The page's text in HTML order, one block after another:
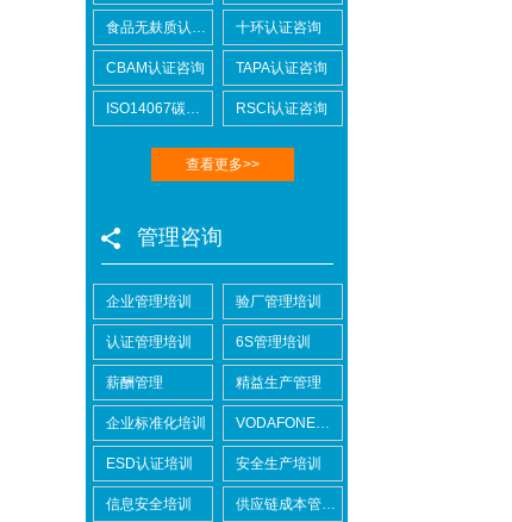
食品无麸质认证咨询 十环认证咨询
CBAM认证咨询 TAPA认证咨询
ISO14067碳足迹 RSCI认证咨询
查看更多>>
管理咨询
企业管理培训 验厂管理培训
认证管理培训 6S管理培训
薪酬管理 精益生产管理
企业标准化培训 VODAFONE认证知识培训
ESD认证培训 安全生产培训
信息安全培训 供应链成本管控培训
BSCI验厂